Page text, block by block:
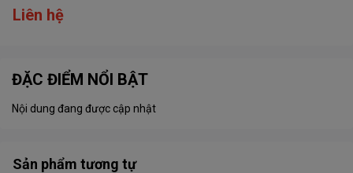
Liên hệ
ĐẶC ĐIỂM NỔI BẬT
Nội dung đang được cập nhật
Sản phẩm tương tự